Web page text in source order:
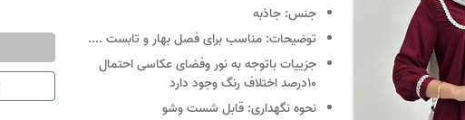
جنس: جاذبه
توضیحات: مناسب برای فصل بهار و تابست ....
جزییاتباتوجه به نور وفضای عکاسی احتمال
10درصد اختلاف رنگ وجود دارد
نحوه نگهداری: قابل شست وشو